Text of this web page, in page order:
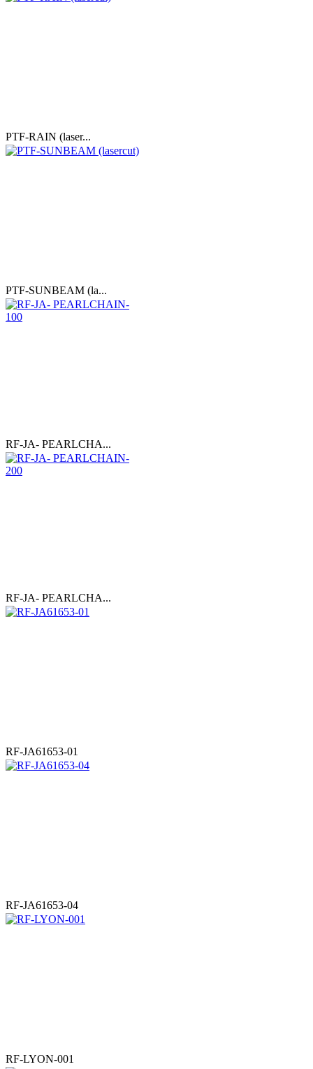
PTF-RAIN (laser...
PTF-SUNBEAM (la...
RF-JA- PEARLCHA...
RF-JA- PEARLCHA...
RF-JA61653-01
RF-JA61653-04
RF-LYON-001